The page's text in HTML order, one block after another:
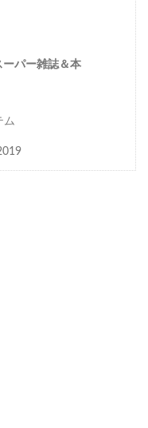
ーパー雑誌＆本
ム